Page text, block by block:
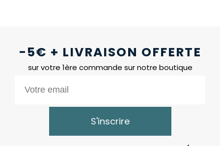
-5€ + LIVRAISON OFFERTE
sur votre 1ère commande sur notre boutique
S'inscrire